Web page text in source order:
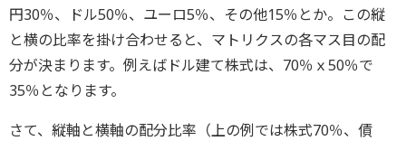
円30％、ドル50％、ユーロ5％、その他15％とか。この縦
と横の比率を掛け合わせると、マトリクスの各マス目の配
分が決まります。例えばドル建て株式は、70％ｘ50％で
35％となります。
さて、縦軸と横軸の配分比率（上の例では株式70％、債